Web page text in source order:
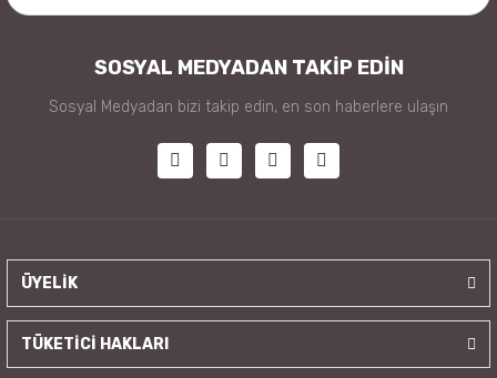
SOSYAL MEDYADAN TAKİP EDİN
Sosyal Medyadan bizi takip edin, en son haberlere ulaşın
ÜYELİK
TÜKETİCİ HAKLARI